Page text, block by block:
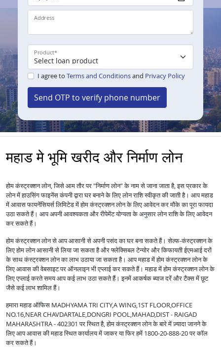
Address
Product*
I agree to Terms and Conditionsand Privacy Policy
Send OTP to verify phone number
महाड मे भूमि खरीद और निर्माण लोन
होम कंस्ट्रक्शन लोन, जिसे आम तौर पर "निर्माण लोन" के नाम से जाना जाता है, इस प्रकार के
लोन में हाउसिंग फाइनेंस कंपनी द्वारा घर बनाने के लिए लोन राशि स्वीकृत की जाती है। आप महाड
में आवास फायनेंसियर्स लिमिटेड में होम कंस्ट्रक्शन लोन के लिए आवेदन कर मौके का पूरा फायदा
उठा सकते हैं। आप अपनी आवश्यकता और रीपेमेंट योग्यता के अनुसार लोन राशि के लिए आवेदन
कर सकते हैं।
होम कंस्ट्रक्शन लोन से आप आसानी से अपनी पसंद का घर बना सकते हैं। सेल्फ-कंस्ट्रक्शन के
लिए होम लोन आसानी से लिया जा सकता है और फ्लेक्सिबल टेन्योर और किफायती ईएमआई दरों
के साथ कंस्ट्रक्शन लोन का लाभ उठाया जा सकता है। आप महाड में होम कंस्ट्रक्शन लोन के
लिए आवास की वेबसाइट पर ऑनलाइन भी एप्लाई कर सकते हैं। महाड में होम कंस्ट्रक्शन लोन के
लिए एप्लाई करते समय आप कई लाभ उठा सकते हैं। इनमें आकर्षक ब्याज दरें और टैक्स में छूट
जैसे कई लाभ शामिल हैं।
हमारा महाड ऑफिस MADHYAMA TRI CITY,A WING,1ST FLOOR,OFFICE
NO.16,NEAR CHAVDARTALE,DONGRI POOL,MAHAD,DIST - RAIGAD
MAHARASHTRA - 402301 पर स्थित है, होम कंस्ट्रक्शन लोन के बारे में ज़्यादा जानने के
लिए आप आवास की महाड स्थित कार्यालय में जाकर या फिर हमें 1800-20-888-20 पर कॉल
कर सकते हैं।